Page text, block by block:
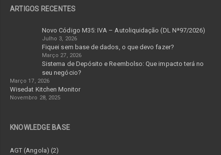
ARTIGOS RECENTES
Novo Código M35: IVA – Autoliquidação (DL Nª97/2026)
Julho 3, 2026
Fiquei sem base de dados, o que devo fazer?
Março 27, 2026
Sistema de Depósito e Reembolso: Que impacto terá no
seu negócio?
Março 17, 2026
Wisedat Kitchen Monitor
Novembro 28, 2025
KNOWLEDGE BASE
AGT (Angola) (2)